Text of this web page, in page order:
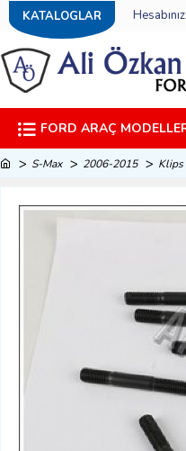
KATALOGLAR Hesabınız
FORD ARAÇ
S-Max 2006-2015 Klips